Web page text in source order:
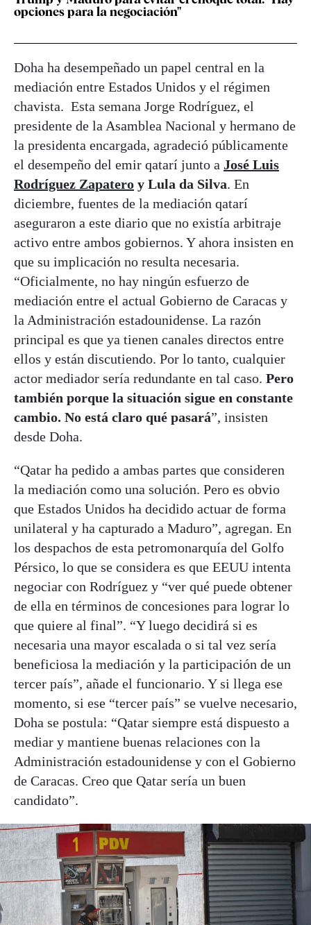
opciones para la negociación"
Doha ha desempeñado un papel central en la
mediación entre Estados Unidos y el régimen
chavista. Esta semana Jorge Rodríguez, el
presidente de la Asamblea Nacional y hermano de
la presidenta encargada, agradeció públicamente
el desempeño del emir qatarí junto a José Luis
Rodríguez Zapatero y Lula da Silva. En
diciembre, fuentes de la mediación qatarí
aseguraron a este diario que no existía arbitraje
activo entre ambos gobiernos. Y ahora insisten en
que su implicación no resulta necesaria.
“Oficialmente, no hay ningún esfuerzo de
mediación entre el actual Gobierno de Caracas y
la Administración estadounidense. La razón
principal es que ya tienen canales directos entre
ellos y están discutiendo. Por lo tanto, cualquier
actor mediador sería redundante en tal caso. Pero
también porque la situación sigue en constante
cambio. No está claro qué pasará”, insisten
desde Doha.
“Qatar ha pedido a ambas partes que consideren
la mediación como una solución. Pero es obvio
que Estados Unidos ha decidido actuar de forma
unilateral y ha capturado a Maduro”, agregan. En
los despachos de esta petromonarquía del Golfo
Pérsico, lo que se considera es que EEUU intenta
negociar con Rodríguez y “ver qué puede obtener
de ella en términos de concesiones para lograr lo
que quiere al final”. “Y luego decidirá si es
necesaria una mayor escalada o si tal vez sería
beneficiosa la mediación y la participación de un
tercer país”, añade el funcionario. Y si llega ese
momento, si ese “tercer país” se vuelve necesario,
Doha se postula: “Qatar siempre está dispuesto a
mediar y mantiene buenas relaciones con la
Administración estadounidense y con el Gobierno
de Caracas. Creo que Qatar sería un buen
candidato”.